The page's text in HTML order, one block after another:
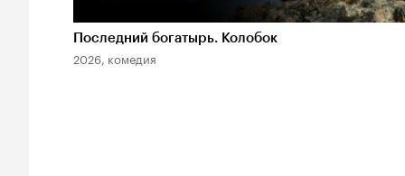
Последний богатырь. Колобок
2026, комедия